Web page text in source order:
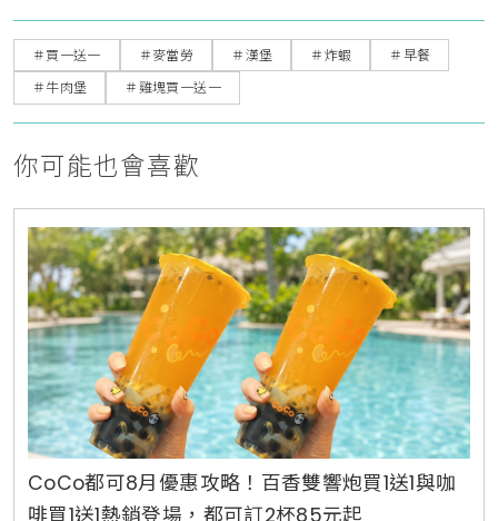
＃買一送一 ＃麥當勞 ＃漢堡 ＃炸蝦
＃早餐
＃牛肉堡
＃雞塊買一送一
你可能也會喜歡
CoCo都可8月優惠攻略！百香雙響炮買1送1與咖